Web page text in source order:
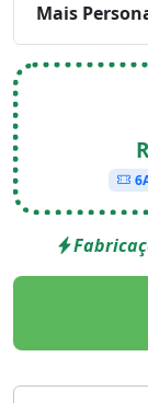
Mais